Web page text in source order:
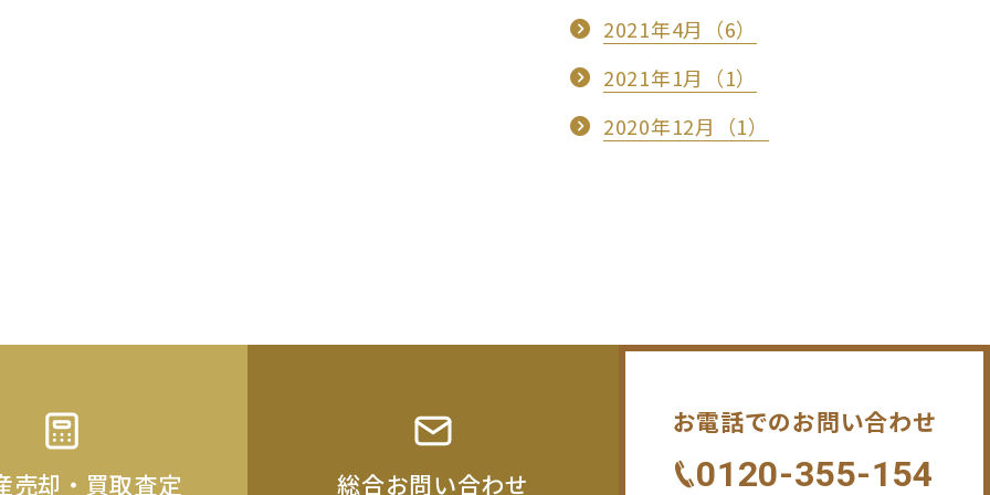
2021年4月（6）
2021年1月（1）
2020年12月（1）
売却・買取査定 総合お問い合わせ
お電話でのお問い合わせ
0120-355-154